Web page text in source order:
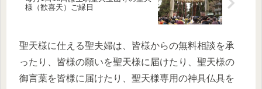
様（歓喜天）ご縁日
聖天様に仕える聖夫婦は、皆様からの無料相談を承
ったり、皆様の願いを聖天様に届けたり、聖天様の
御言葉を皆様に届けたり、聖天様専用の神具仏具を